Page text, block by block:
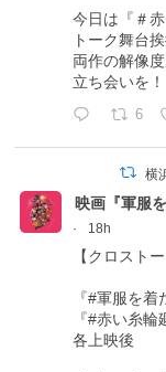
今日は『＃
トーク舞台
両作の解像
立ち会いを！
6
横
映画『軍服
·
18h
【クロスト
『#軍服を
『#赤い糸
各上映後